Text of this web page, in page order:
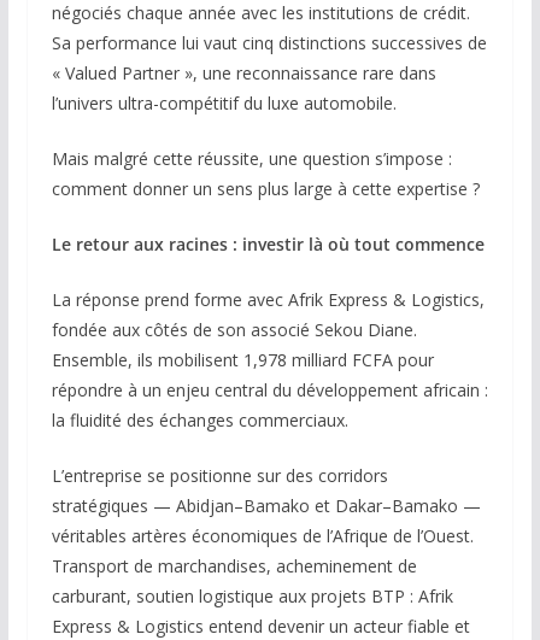
négociés chaque année avec les institutions de crédit.
Sa performance lui vaut cinq distinctions successives de
« Valued Partner », une reconnaissance rare dans
l’univers ultra-compétitif du luxe automobile.
Mais malgré cette réussite, une question s’impose :
comment donner un sens plus large à cette expertise ?
Le retour aux racines : investir là où tout commence
La réponse prend forme avec Afrik Express & Logistics,
fondée aux côtés de son associé Sekou Diane.
Ensemble, ils mobilisent 1,978 milliard FCFA pour
répondre à un enjeu central du développement africain :
la fluidité des échanges commerciaux.
L’entreprise se positionne sur des corridors
stratégiques — Abidjan–Bamako et Dakar–Bamako —
véritables artères économiques de l’Afrique de l’Ouest.
Transport de marchandises, acheminement de
carburant, soutien logistique aux projets BTP : Afrik
Express & Logistics entend devenir un acteur fiable et